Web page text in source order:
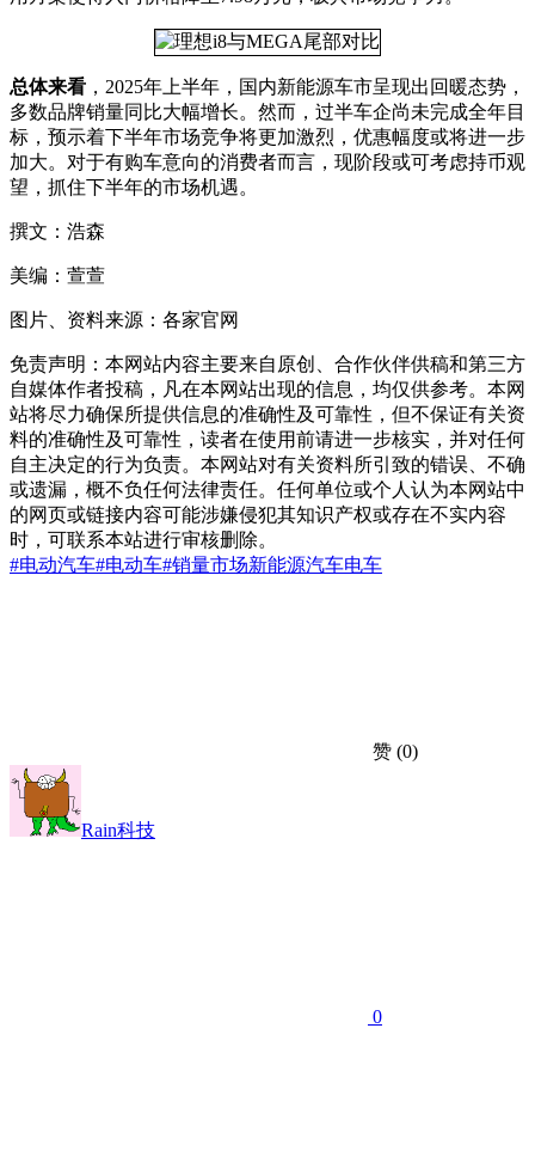
总体来看 ，2025年上半年，国内新能源车市呈现出回暖态势，
多数品牌销量同比大幅增长。然而，过半车企尚未完成全年目
标，预示着下半年市场竞争将更加激烈，优惠幅度或将进一步
加大。对于有购车意向的消费者而言，现阶段或可考虑持币观
望，抓住下半年的市场机遇。
撰文：浩森
美编：萱萱
图片、资料来源：各家官网
免责声明：本网站内容主要来自原创、合作伙伴供稿和第三方
自媒体作者投稿，凡在本网站出现的信息，均仅供参考。本网
站将尽力确保所提供信息的准确性及可靠性，但不保证有关资
料的准确性及可靠性，读者在使用前请进一步核实，并对任何
自主决定的行为负责。本网站对有关资料所引致的错误、不确
或遗漏，概不负任何法律责任。任何单位或个人认为本网站中
的网页或链接内容可能涉嫌侵犯其知识产权或存在不实内容
时，可联系本站进行审核删除。
#电动汽车#电动车#销量市场新能源汽车电车
赞 (0)
Rain科技
0